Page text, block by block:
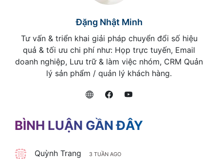
Đặng Nhật Minh
Tư vấn & triển khai giải pháp chuyển đổi số hiệu
quả & tối ưu chi phí như: Họp trực tuyến, Email
doanh nghiệp, Lưu trữ & làm việc nhóm, CRM Quản
lý sản phẩm / quản lý khách hàng.
BÌNH LUẬN GẦN ĐÂY
Quỳnh Trang 3 TUẦN AGO